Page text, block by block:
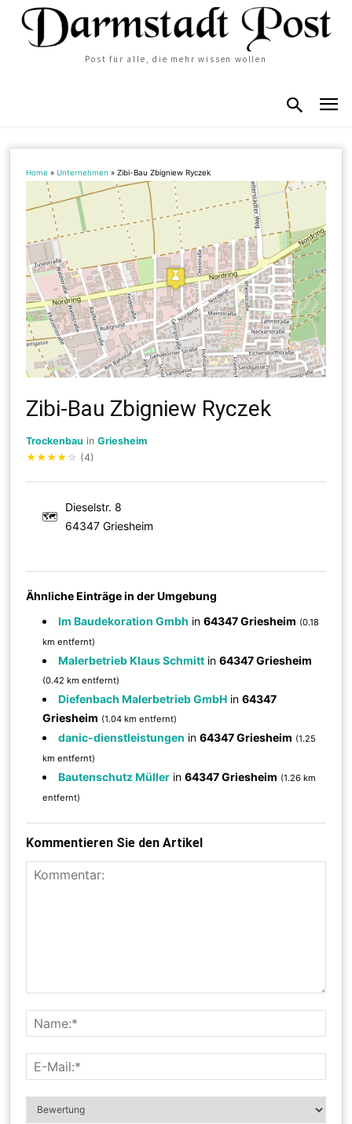
Post für alle, die mehr wissen wollen
Home »Unternehmen »Zibi-Bau Zbigniew Ryczek
Zibi-Bau Zbigniew Ryczek
Trockenbau inGriesheim
★★★★ ☆ (4)
🗺
Dieselstr. 8
64347 Griesheim
Ähnliche Einträge in der Umgebung
Im Baudekoration Gmbh in64347 Griesheim (0.18
km entfernt)
Malerbetrieb Klaus Schmitt in64347 Griesheim
(0.42 km entfernt)
Diefenbach Malerbetrieb GmbH in64347
Griesheim (1.04 km entfernt)
danic-dienstleistungen in64347 Griesheim (1.25
km entfernt)
Bautenschutz Müller in64347 Griesheim (1.26 km
entfernt)
Kommentieren Sie den Artikel